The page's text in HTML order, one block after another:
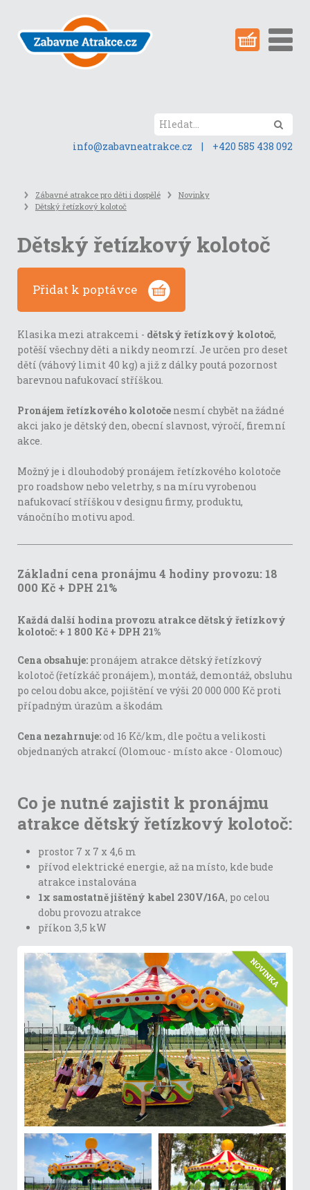
obsah
stránky
info@zabavneatrakce.cz
| +420 585 438 092
Zábavné atrakce pro děti i dospělé
Novinky
Dětský řetízkový kolotoč
Dětský řetízkový kolotoč
Přidat k poptávce
Klasika mezi atrakcemi - dětský řetízkový kolotoč,
potěší všechny děti a nikdy neomrzí. Je určen pro deset
dětí (váhový limit 40 kg) a již z dálky poutá pozornost
barevnou nafukovací stříškou.
Pronájem řetízkového kolotoče nesmí chybět na žádné
akci jako je dětský den, obecní slavnost, výročí, firemní
akce.
Možný je i dlouhodobý pronájem řetízkového kolotoče
pro roadshow nebo veletrhy, s na míru vyrobenou
nafukovací stříškou v designu firmy, produktu,
vánočního motivu apod.
Základní cena pronájmu 4 hodiny provozu: 18
000 Kč + DPH 21%
Každá další hodina provozu atrakce dětský řetízkový
kolotoč: + 1 800 Kč + DPH 21%
Cena obsahuje: pronájem atrakce dětský řetízkový
kolotoč (řetízkáč pronájem), montáž, demontáž, obsluhu
po celou dobu akce, pojištění ve výši 20 000 000 Kč proti
případným úrazům a škodám
Cena nezahrnuje:od 16 Kč/km, dle počtu a velikosti
objednaných atrakcí (Olomouc - místo akce - Olomouc)
Co je nutné zajistit k pronájmu
atrakce dětský řetízkový kolotoč:
prostor 7 x 7 x 4,6 m
přívod elektrické energie, až na místo, kde bude
atrakce instalována
1x samostatně jištěný kabel 230V/16A, po celou
dobu provozu atrakce
příkon 3,5 kW